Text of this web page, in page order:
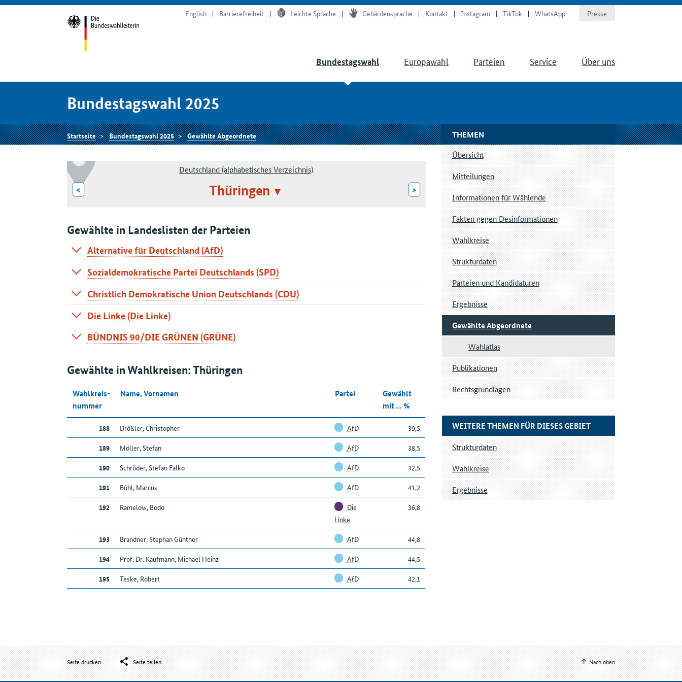
English Barrierefreiheit Leichte Sprache Gebärdensprache Kontakt Instagram TikTok WhatsApp Presse
Bundestagswahl Europawahl Parteien Service Über uns
Bundestagswahl 2025
Startseite Bundestagswahl 2025 Gewählte Abgeordnete
Deutschland (alphabetisches Verzeichnis)
< Thüringen >
Gewählte in Landeslisten der Parteien
Alternative für Deutschland (AfD)
Lfd. Nr. Name, Vornamen Listenplatz
1 Braga, Torben 003
Sozialdemokratische Partei Deutschlands (SPD)
Lfd. Nr. Name, Vornamen Listenplatz
1 Schneider, Carsten
2
Kaiser, Elisabeth 002
Nach oben
Christlich Demokratische Union Deutschlands (CDU)
Lfd. Nr. Name, Vornamen
1 Hirte, Christian
001
003
4
Hose, Michael
Nach oben
Die Linke (Die Linke)
Lfd. Nr. Name, Vornamen
BÜNDNIS 90/DIE GRÜNEN (GRÜNE)
Nach oben
Gewählte in Wahlkreisen: Thüringen
Wahlkreis­
nummer
Name, Vornamen Partei
Gewählt
mit ... %
188 Drößler, Christopher AfD
39,5
189
Möller, Stefan AfD
38,5
190
Schröder, Stefan Falko AfD
32,5
191
Bühl, Marcus AfD
41,2
192
Ramelow, Bodo
Die
Linke
36,8
193 Brandner, Stephan Günther AfD
44,8
194
Prof. Dr. Kaufmann, Michael Heinz AfD
44,5
195
Teske, Robert AfD 42,1
THEMEN
Übersicht
Mitteilungen
Informationen für Wählende
Fakten gegen Desinformationen
Wahlkreise
Strukturdaten
Parteien und Kandidaturen
Ergebnisse
Gewählte Abgeordnete
Wahlatlas
Publikationen
Rechtsgrundlagen
WEITERE THEMEN FÜR DIESES GEBIET
Strukturdaten
Wahlkreise
Ergebnisse
Seite drucken Seite teilen Nach oben